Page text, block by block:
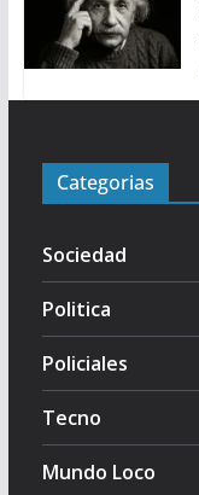
Categorias
Sociedad
Politica
Policiales
Tecno
Mundo Loco